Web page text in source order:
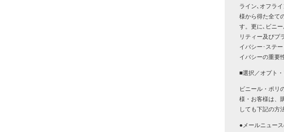
ライン､オフラ
様から得た全て
す。更に､ビニ
リティー及びプ
イバシー･ステ
イバシーの重要
■選択／オプト・
ビニール・ポリ
様・お客様は、
しても下記の方
●メールニュー